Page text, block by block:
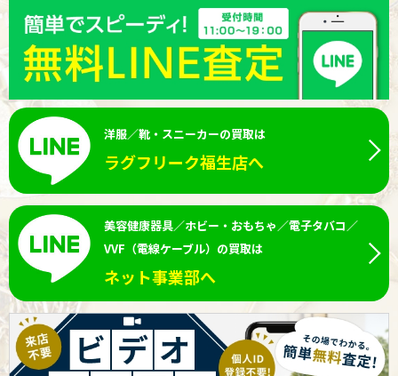
洋服／靴・スニーカーの買取は
ラグフリーク福生店へ
美容健康器具／ホビー・おもちゃ／電子タバコ／
VVF（電線ケーブル）の買取は
ネット事業部へ